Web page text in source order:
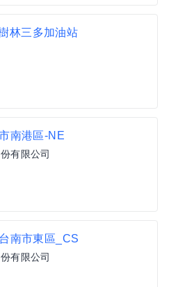
林三多加油站
南港區-NE
有限公司
南市東區_CS
有限公司